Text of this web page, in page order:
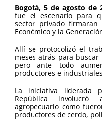
Bogotá, 5 de agosto de
fue el escenario para
sector privado
Económico y la
Allí se protocolizó el
meses atrás para
pero ante todo
productores e
La iniciativa liderada
República
agropecuario como
productores de cerdo,